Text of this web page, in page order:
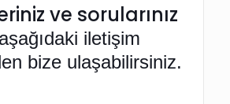
ve sorularınız
aşağıdaki iletişim
bize ulaşabilirsiniz.